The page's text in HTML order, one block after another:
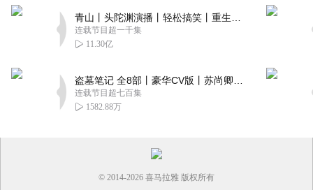
连载节目超一千集
11.30亿
连载节目超七百集
1582.88万
© 2014-2026 喜马拉雅 版权所有